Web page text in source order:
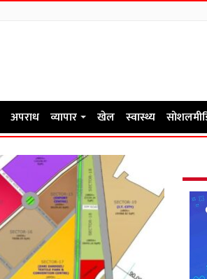
अपराध व्यापार खेल स्वास्थ्य